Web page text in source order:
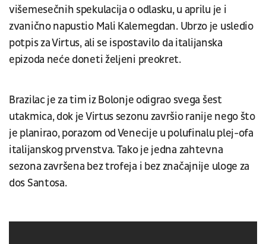
višemesečnih spekulacija o odlasku, u aprilu je i
zvanično napustio Mali Kalemegdan. Ubrzo je usledio
potpis za Virtus, ali se ispostavilo da italijanska
epizoda neće doneti željeni preokret.
Brazilac je za tim iz Bolonje odigrao svega šest
utakmica, dok je Virtus sezonu završio ranije nego što
je planirao, porazom od Venecije u polufinalu plej-ofa
italijanskog prvenstva. Tako je jedna zahtevna
sezona završena bez trofeja i bez značajnije uloge za
dos Santosa.